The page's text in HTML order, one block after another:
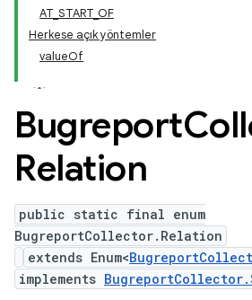
AT_START_OF
Herkese açık yöntemler
valueOf
Bugreport
Relation
public static final enum
BugreportCollector.Relation
extends Enum<
implements